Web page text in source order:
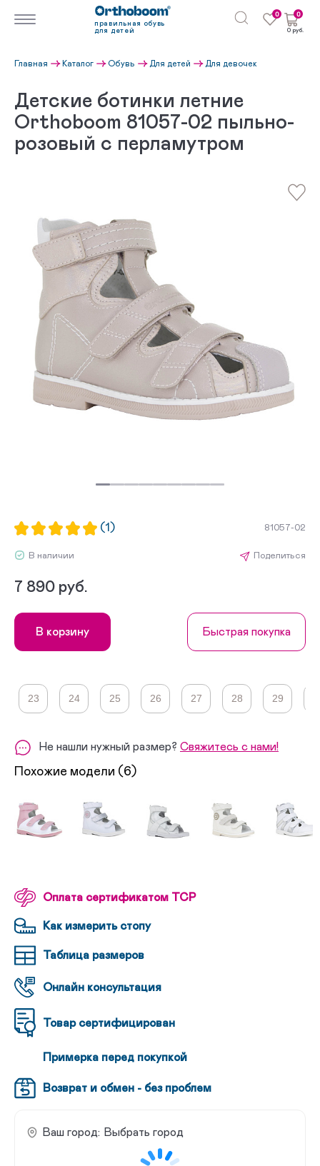
правильная обувь
для детей
0 0
0 руб.
Главная Каталог Обувь Для детей Для девочек
Детские ботинки летние
Orthoboom 81057-02 пыльно-
розовый с перламутром
(1) 81057-02
В наличии Поделиться
7 890 руб.
В корзину Быстрая покупка
23 24 25 26 27 28 29
Не нашли нужный размер? Свяжитесь с нами!
Похожие модели (6)
Оплата сертификатом ТСР
Как измерить стопу
Таблица размеров
Онлайн консультация
Товар сертифицирован
Примерка перед покупкой
Возврат и обмен - без проблем
Ваш город: Выбрать город